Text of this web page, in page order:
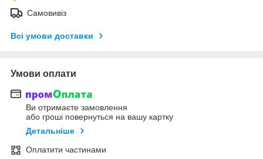
Самовивіз
Всі умови доставки
Умови оплати
Ви отримаєте замовлення
або гроші повернуться на вашу картку
Детальніше
Оплатити частинами